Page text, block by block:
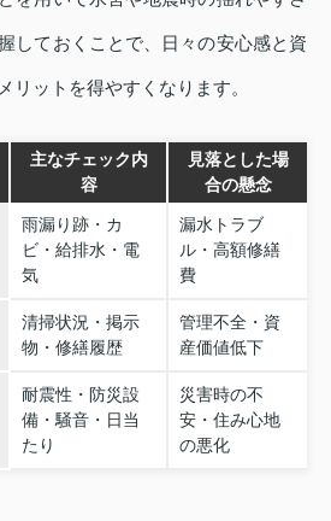
しておくことで、日々の安心感と資
リットを得やすくなります。
主なチェック内
容
見落とした場
合の懸念
雨漏り跡・カ
ビ・給排水・電
気
漏水トラブ
ル・高額修繕
費
清掃状況・掲示
物・修繕履歴
管理不全・資
産価値低下
耐震性・防災設
備・騒音・日当
たり
災害時の不
安・住み心地
の悪化